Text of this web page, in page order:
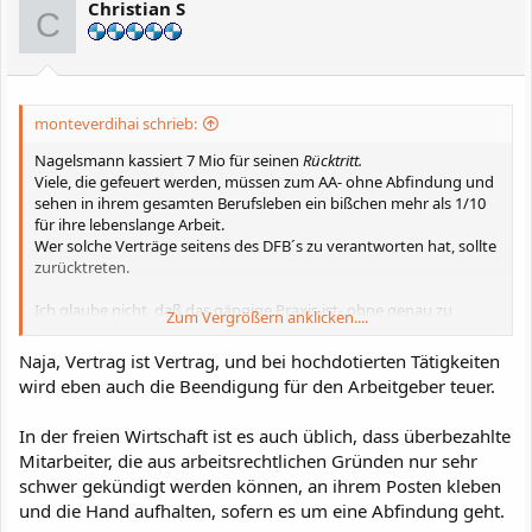
o
n
e
n
C Christian S
monteverdihai schrieb:
Nagelsmann kassiert 7 Mio für seinen Rücktritt.
Viele, die gefeuert werden, müssen zum AA- ohne Abfindung und
sehen in ihrem gesamten Berufsleben ein bißchen mehr als 1/10
für ihre lebenslange Arbeit.
Wer solche Verträge seitens des DFB´s zu verantworten hat, sollte
zurücktreten.
Ich glaube nicht, daß das gängige Praxis ist- ohne genau zu
wissen, was andere Trainer in vergleichbaren Situationen
erhalten/ haben(?),
Zum Vergrößern anklicken....
Naja, Vertrag ist Vertrag, und bei hochdotierten Tätigkeiten
wird eben auch die Beendigung für den Arbeitgeber teuer.
In der freien Wirtschaft ist es auch üblich, dass überbezahlte
Mitarbeiter, die aus arbeitsrechtlichen Gründen nur sehr
schwer gekündigt werden können, an ihrem Posten kleben
und die Hand aufhalten, sofern es um eine Abfindung geht.